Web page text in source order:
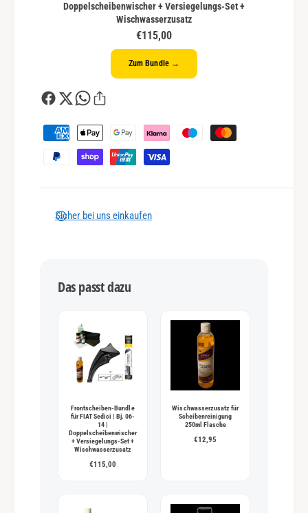
Doppelscheibenwischer + Versiegelungs-Set +
Wischwasserzusatz
€115,00
Zum Bundle →
Z
a
Sicher bei uns einkaufen
Das passt dazu
Frontscheiben-Bundle
für FIAT Sedici | Bj. 06-
14 |
Doppelscheibenwischer
+ Versiegelungs-Set +
Wischwasserzusatz
€115,00
Wischwasserzusatz für
Scheibenreinigung
250ml Flasche
€12,95